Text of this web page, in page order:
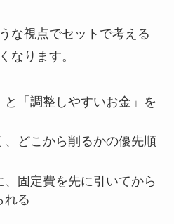
な視点でセットで考える
なります。
と「調整しやすいお金」を
どこから削るかの優先順
固定費を先に引いてから
れる